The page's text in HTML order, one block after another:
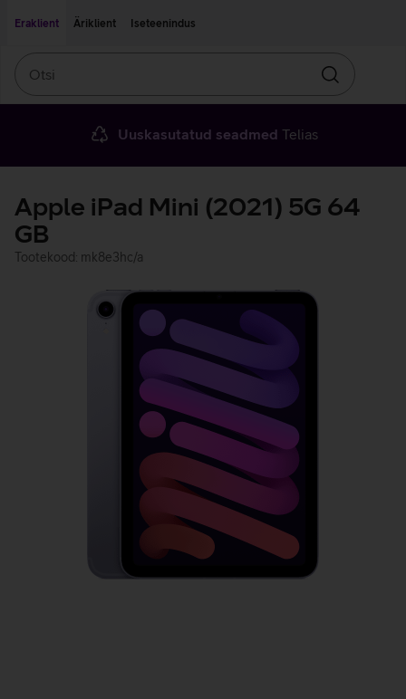
Eraklient
Äriklient Iseteenindus
Otsin
Uuskasutatud seadmed Telias
Apple iPad Mini (2021) 5G 64
GB
Tootekood: mk8e3hc/a